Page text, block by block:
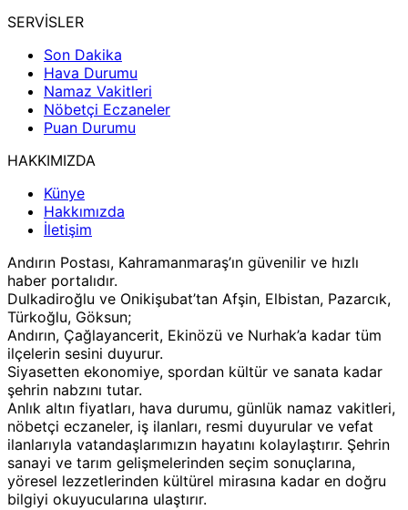
SERVİSLER
Son Dakika
Hava Durumu
Namaz Vakitleri
Nöbetçi Eczaneler
Puan Durumu
HAKKIMIZDA
Künye
Hakkımızda
İletişim
Andırın Postası, Kahramanmaraş’ın güvenilir ve hızlı
haber portalıdır.
Dulkadiroğlu ve Onikişubat’tan Afşin, Elbistan, Pazarcık,
Türkoğlu, Göksun;
Andırın, Çağlayancerit, Ekinözü ve Nurhak’a kadar tüm
ilçelerin sesini duyurur.
Siyasetten ekonomiye, spordan kültür ve sanata kadar
şehrin nabzını tutar.
Anlık altın fiyatları, hava durumu, günlük namaz vakitleri,
nöbetçi eczaneler, iş ilanları, resmi duyurular ve vefat
ilanlarıyla vatandaşlarımızın hayatını kolaylaştırır. Şehrin
sanayi ve tarım gelişmelerinden seçim sonuçlarına,
yöresel lezzetlerinden kültürel mirasına kadar en doğru
bilgiyi okuyucularına ulaştırır.